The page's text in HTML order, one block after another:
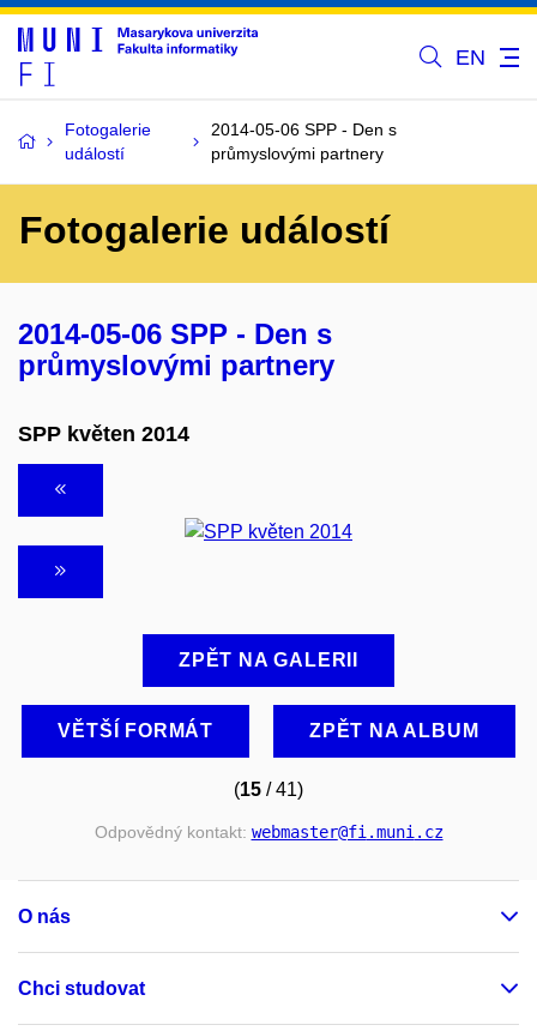
EN
Fotogalerie
událostí
2014-05-06 SPP - Den s
průmyslovými partnery
Fotogalerie událostí
2014-05-06 SPP - Den s
průmyslovými partnery
SPP květen 2014
ZPĚT NA GALERII
VĚTŠÍ FORMÁT ZPĚT NA ALBUM
(15 / 41)
Odpovědný kontakt: webmaster@fi.muni.cz
O nás
Chci studovat